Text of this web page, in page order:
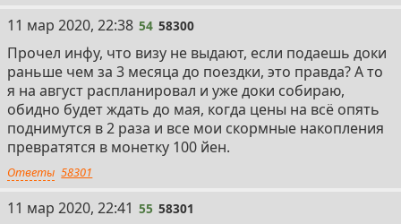
54
11 мар 2020, 22:38 54 58300
Прочел инфу, что визу не выдают, если подаешь доки
раньше чем за 3 месяца до поездки, это правда? А то
я на август распланировал и уже доки собираю,
обидно будет ждать до мая, когда цены на всё опять
поднимутся в 2 раза и все мои скормные накопления
превратятся в монетку 100 йен.
Ответы 58301
55
11 мар 2020, 22:41 55 58301